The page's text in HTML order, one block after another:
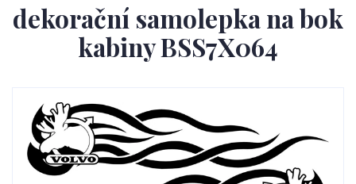
dekorační samolepka na bok
kabiny BSS7X064